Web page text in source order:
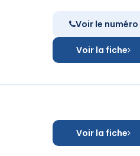
Voir le numéro
Voir la fiche
Voir la fiche